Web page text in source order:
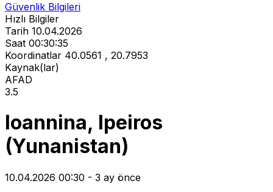
Güvenlik Bilgileri
Hızlı Bilgiler
Tarih 10.04.2026
Saat 00:30:35
Koordinatlar 40.0561 , 20.7953
Kaynak(lar)
AFAD
3.5
Ioannina, Ipeiros
(Yunanistan)
10.04.2026 00:30 - 3 ay önce